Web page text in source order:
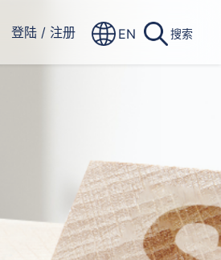
登陆 / 注册 EN 搜索